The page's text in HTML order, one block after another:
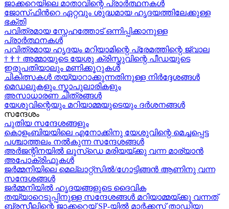
ജാക്കറെയിലെ മാതാവിന്റെ പ്രാർത്ഥനകൾ
ജോസ്‌ഫിന്‍റെ ഏറ്റവും ശുദ്ധമായ ഹൃദയത്തിലേക്കുള്ള
ഭക്തി
പവിത്രമായ സ്നേഹത്തോട് ഒന്നിപ്പിക്കാനുള്ള
പ്രാർത്ഥനകള്‍
പവിത്രമായ ഹൃദയം മറിയാമിന്റെ പ്രേമത്തിന്റെ ജ്വാല
† † † അമ്മായുടെ യേശു ക്രിസ്തുവിന്റെ പീഡയുടെ
ഇരുപതിയാലും മണിക്കൂറുകള്‍
ചികിത്സകൾ തയ്യാറാക്കുന്നതിനുള്ള നിർദ്ദേശങ്ങൾ
മെഡലുകളും സ്കാപുലാരികളും
അസാധാരണ ചിത്രങ്ങൾ
യേശുവിന്റെയും മറിയാമ്മയുടെയും ദർശനങ്ങൾ
സന്ദേശം
പുതിയ സന്ദേശങ്ങളും
കൊളംബിയയിലെ എനോക്കിനു യേശുവിന്റെ മെച്ചപ്പെട്ട
പശ്ചാത്തലം നൽകുന്ന സന്ദേശങ്ങള്‍
അർജന്റിനയിൽ ലൂസ്ഡെ മരിയയ്ക്കു വന്ന മാര്യാന്‍
അപോക്രിഫുകള്‍
ജർമ്മനിയിലെ മെല്ലാറ്റ്സിൽ/ഗോട്ടിങ്ങൻ ആണിനു വന്ന
സന്ദേശങ്ങൾ
ജർമ്മനിയിൽ ഹൃദയങ്ങളുടെ ദൈവിക
തയ്യാറെടുപ്പിനുള്ള സന്ദേശങ്ങൾ മറിയാമ്മയ്ക്കു വന്നത്
ബ്രസീലിന്റെ ജാക്കറെയ്‍ SP-യിൽ മാർക്കസ് താഡിയു